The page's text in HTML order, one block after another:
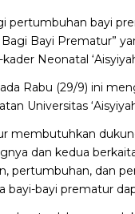
bayi
Bayi Prematur”
Neonatal
Rabu (29/9) ini
Universitas
membutuhkan
dan kedua
pertumbuhan, dan
bayi prematur